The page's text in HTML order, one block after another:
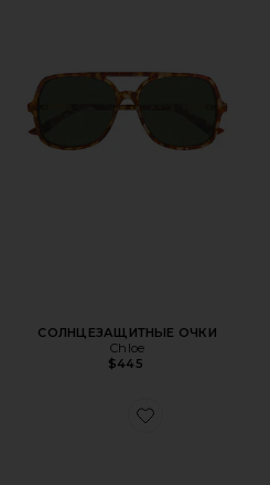
СОЛНЦЕЗАЩИТНЫЕ ОЧКИ
Chloe
$445
Favorite ОЧКИ JUDY